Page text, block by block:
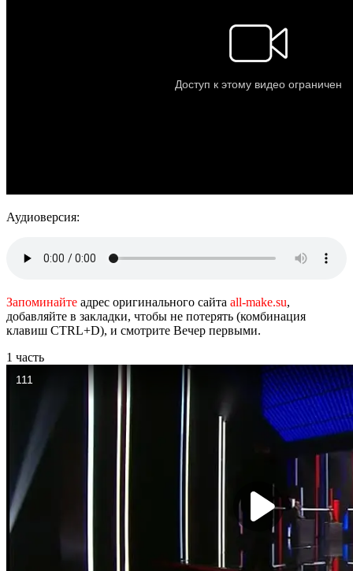
Аудиоверсия:
Запоминайте адрес оригинального сайта all-make.su,
добавляйте в закладки, чтобы не потерять (комбинация
клавиш CTRL+D), и смотрите Вечер первыми.
1 часть